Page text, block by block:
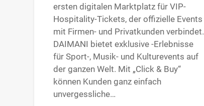
ersten digitalen Marktplatz für VIP-
Hospitality-Tickets, der offizielle Events
mit Firmen- und Privatkunden verbindet.
DAIMANI bietet exklusive -Erlebnisse
für Sport-, Musik- und Kulturevents auf
der ganzen Welt. Mit „Click & Buy“
können Kunden ganz einfach
unvergessliche…